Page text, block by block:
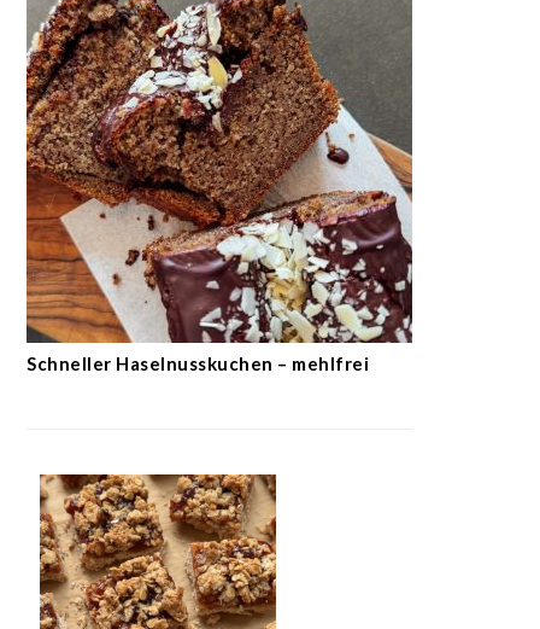
Schneller Haselnusskuchen – mehlfrei